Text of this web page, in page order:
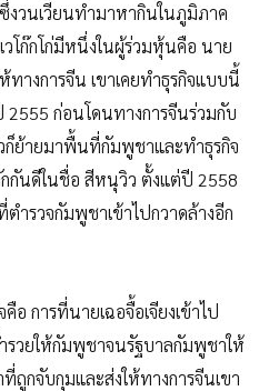
วนเวียนทำมาหากินในภูมิภาค
วโก๊กโก่มีหนึ่งในผู้ร่วมหุ้นคือ นาย
ทางการจีน เขาเคยทำธุรกิจแบบนี้
ก่อนโดนทางการจีนร่วมกับ
ย้ายมาพื้นที่กัมพูชาและทำธุรกิจ
กันดีในชื่อ สีหนุวิว ตั้งแต่ปี 2558
ำรวจกัมพูชาเข้าไปกวาดล้างอีก
การที่นายเฉอจื้อเจียงเข้าไป
รวยให้กัมพูชาจนรัฐบาลกัมพูชาให้
ถูกจับกุมและส่งให้ทางการจีนเขา